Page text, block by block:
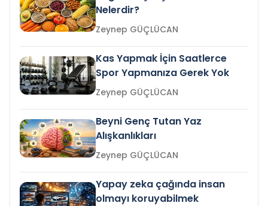
Nelerdir?
Zeynep GÜÇLÜCAN
Kas Yapmak İçin Saatlerce
Spor Yapmanıza Gerek Yok
Zeynep GÜÇLÜCAN
Beyni Genç Tutan Yaz
Alışkanlıkları
Zeynep GÜÇLÜCAN
Yapay zeka çağında insan
olmayı koruyabilmek